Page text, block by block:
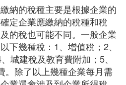
納的稅種主要是根據企業的
定企業應繳納的稅種和稅
的稅也可能不同。一般企業
下幾種稅：1、增值稅；2、
城建稅及教育費附加；5、
。除了以上幾種企業每月需